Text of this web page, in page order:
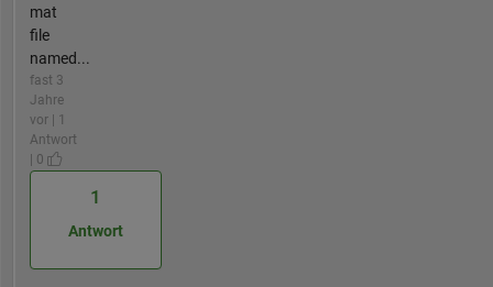
mat
file
named...
fast 3
Jahre
vor | 1
Antwort
| 0
1
Antwort